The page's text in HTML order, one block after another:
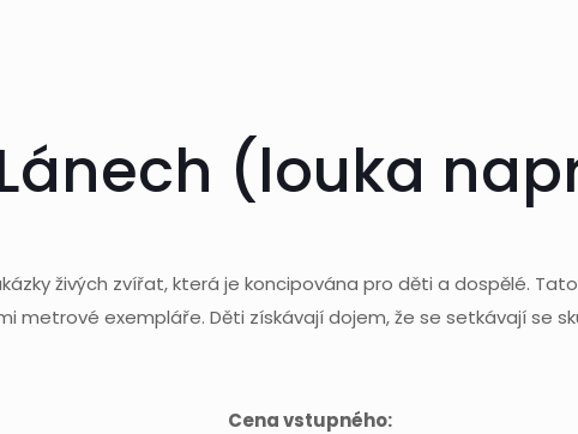
Lánech (louka
živých zvířat, která je koncipována pro děti a dospělé.
metrové exempláře. Děti získávají dojem, že se setkávají se
Cena vstupného: